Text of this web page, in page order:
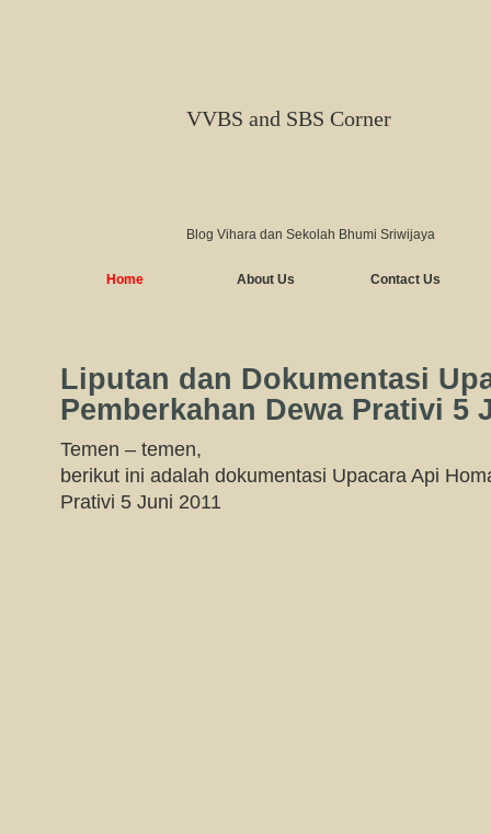
VVBS and SBS Corner
Blog Vihara dan Sekolah Bhumi Sriwijaya
Home About Us Contact Us
Liputan dan Dokumentasi
Pemberkahan Dewa Prativi 5
Temen – temen,
berikut ini adalah dokumentasi Upacara Api
Prativi 5 Juni 2011